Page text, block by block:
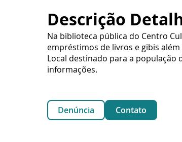
Descrição
Na biblioteca pública do Centro
empréstimos de livros e gibis
Local destinado para a população
informações.
Denúncia Contato